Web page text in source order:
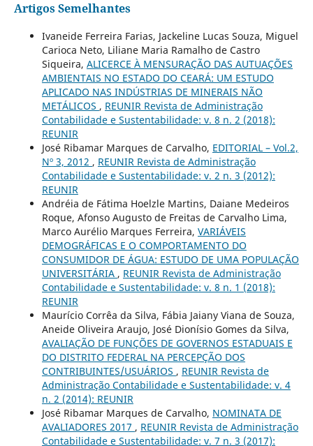
Artigos Semelhantes
Ivaneide Ferreira Farias, Jackeline Lucas Souza, Miguel
Carioca Neto, Liliane Maria Ramalho de Castro
Siqueira, ALICERCE À MENSURAÇÃO DAS AUTUAÇÕES
AMBIENTAIS NO ESTADO DO CEARÁ: UM ESTUDO
APLICADO NAS INDÚSTRIAS DE MINERAIS NÃO
METÁLICOS , REUNIR Revista de Administração
Contabilidade e Sustentabilidade: v. 8 n. 2 (2018):
REUNIR
José Ribamar Marques de Carvalho, EDITORIAL – Vol.2,
Nº 3, 2012 , REUNIR Revista de Administração
Contabilidade e Sustentabilidade: v. 2 n. 3 (2012):
REUNIR
Andréia de Fátima Hoelzle Martins, Daiane Medeiros
Roque, Afonso Augusto de Freitas de Carvalho Lima,
Marco Aurélio Marques Ferreira, VARIÁVEIS
DEMOGRÁFICAS E O COMPORTAMENTO DO
CONSUMIDOR DE ÁGUA: ESTUDO DE UMA POPULAÇÃO
UNIVERSITÁRIA , REUNIR Revista de Administração
Contabilidade e Sustentabilidade: v. 8 n. 1 (2018):
REUNIR
Maurício Corrêa da Silva, Fábia Jaiany Viana de Souza,
Aneide Oliveira Araujo, José Dionísio Gomes da Silva,
AVALIAÇÃO DE FUNÇÕES DE GOVERNOS ESTADUAIS E
DO DISTRITO FEDERAL NA PERCEPÇÃO DOS
CONTRIBUINTES/USUÁRIOS , REUNIR Revista de
Administração Contabilidade e Sustentabilidade: v. 4
n. 2 (2014): REUNIR
José Ribamar Marques de Carvalho, NOMINATA DE
AVALIADORES 2017 , REUNIR Revista de Administração
Contabilidade e Sustentabilidade: v. 7 n. 3 (2017):